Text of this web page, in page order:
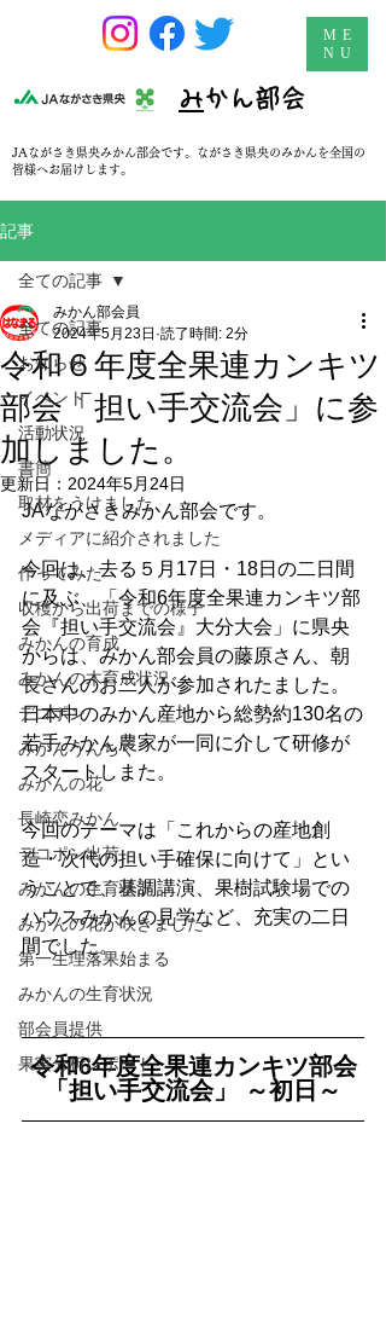
​みかん部会
ME
NU
JAながさき県央みかん部会です。ながさき県央のみかんを全国の
皆様へお届けします。
記事
全ての記事
お知らせ
イベント
活動状況
書簡
取材をうけました
メディアに紹介されました
作ってみた
収穫から出荷までの様子
みかんの育成
みかんの木育成状況
デコポン
みかんうんちく
みかんの花
長崎恋みかん
デコポン出荷
みかんの生育状況
みかんの花が咲きました
第一生理落果始まる
みかんの生育状況
部会員提供
果実分析レポート
全ての記事
令和６年度全果連カンキツ
部会「担い手交流会」に参
加しました。
みかん部会員
2024年5月23日 読了時間: 2分
更新日： 2024年5月24日
JAながさきみかん部会です。
今回は、去る５月17日・18日の二日間
に及ぶ、「令和6年度全果連カンキツ部
会『担い手交流会』大分大会」に県央
からは、みかん部会員の藤原さん、朝
長さんのお二人が参加されたました。
日本中のみかん産地から総勢約130名の
若手みかん農家が一同に介して研修が
スタートしまた。
今回のテーマは「これからの産地創
造・次代の担い手確保に向けて」とい
うことで、基調講演、果樹試験場での
ハウスみかんの見学など、充実の二日
間でした。
令和6年度全果連カンキツ部会
「担い手交流会」 ～初日～